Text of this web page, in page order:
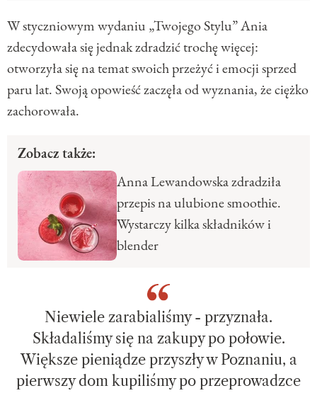
W styczniowym wydaniu „Twojego Stylu” Ania
zdecydowała się jednak zdradzić trochę więcej:
otworzyła się na temat swoich przeżyć i emocji sprzed
paru lat. Swoją opowieść zaczęła od wyznania, że ciężko
zachorowała.
Zobacz także:
Anna Lewandowska zdradziła
przepis na ulubione smoothie.
Wystarczy kilka składników i
blender
Niewiele zarabialiśmy - przyznała.
Składaliśmy się na zakupy po połowie.
Większe pieniądze przyszły w Poznaniu, a
pierwszy dom kupiliśmy po przeprowadzce